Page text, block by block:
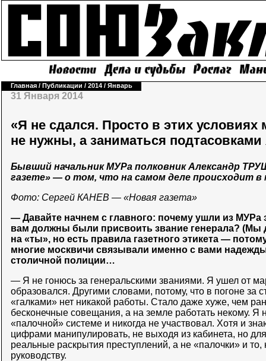
Главная / Публикации / 2014 / Январь
31 Января 2014
«Я не сдался. Просто в этих
не нужны, а заниматься
Бывший начальник МУРа полковник Александр
газете» — о том, что на самом деле происходит в
Фото: Сергей КАНЕВ — «Новая газета»
— Давайте начнем с главного: почему ушли из МУРа
вам должны были присвоить звание генерала? (Мы
на «ты», но есть правила газетного этикета —
многие москвичи связывали именно с вами
столичной полиции…
— Я не гонюсь за генеральскими званиями. Я ушел от
образовался. Другими словами, потому, что в погоне за
«галками» нет никакой работы. Стало даже хуже, чем
бесконечные совещания, а на земле работать некому. Я
«палочной» системе и никогда не участвовал. Хотя и
цифрами манипулировать, не выходя из кабинета, но
реальные раскрытия преступлений, а не «палочки» и то,
руководству.